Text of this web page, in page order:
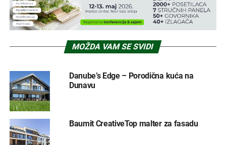
MOŽDA VAM SE SVIDI
Danube’s Edge – Porodična kuća na
Dunavu
Baumit CreativeTop malter za fasadu